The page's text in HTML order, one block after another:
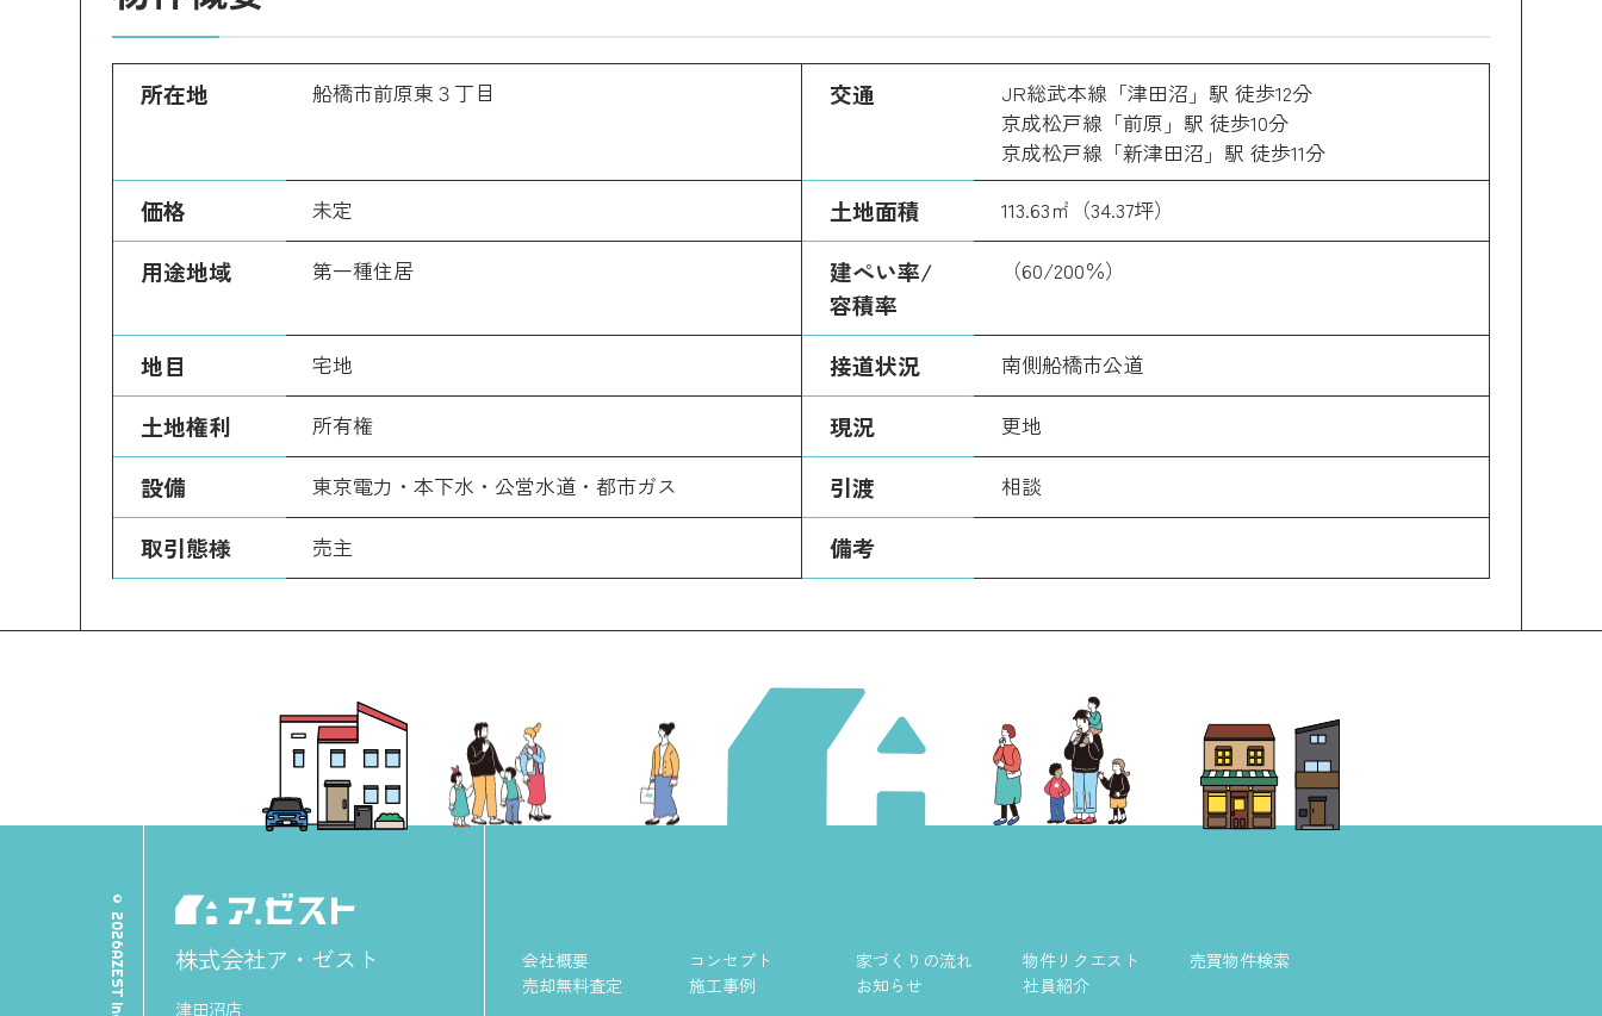
所在地 船橋市前原東３丁目 交通
JR総武本線「津田沼」駅 徒歩12分
京成松戸線「前原」駅 徒歩10分
京成松戸線「新津田沼」駅 徒歩11分
価格 未定 土地面積 113.63㎡（34.37坪）
用途地域 第一種住居
建ぺい率/
容積率
（60/200％）
地目 宅地 接道状況 南側船橋市公道
土地権利 所有権 現況 更地
設備 東京電力・本下水・公営水道・都市ガス 引渡 相談
取引態様 売主 備考
株式会社ア・ゼスト
津田沼店
会社概要 コンセプト 家づくりの流れ 物件リクエスト
売買物件検索
売却無料査定
施工事例 お知らせ 社員紹介